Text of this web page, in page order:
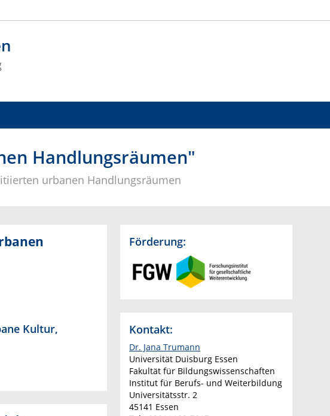
Handlungsräumen"
urbanen Handlungsräumen
Kultur,
Förderung:
Kontakt:
Dr. Jana Trumann
Universität Duisburg Essen
Fakultät für Bildungswissenschaften
Institut für Berufs- und Weiterbildung
Universitätsstr. 2
45141 Essen